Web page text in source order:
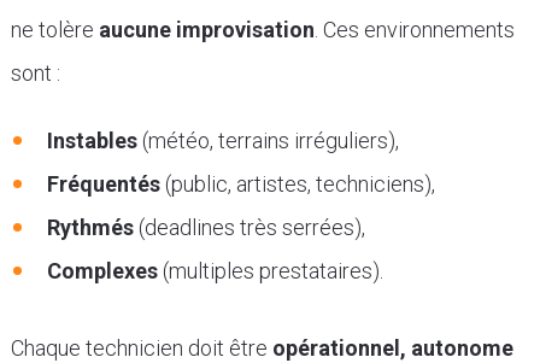
ne tolère aucune improvisation . Ces environnements
sont :
Instables(météo, terrains irréguliers),
Fréquentés(public, artistes, techniciens),
Rythmés(deadlines très serrées),
Complexes(multiples prestataires).
Chaque technicien doit être opérationnel, autonome